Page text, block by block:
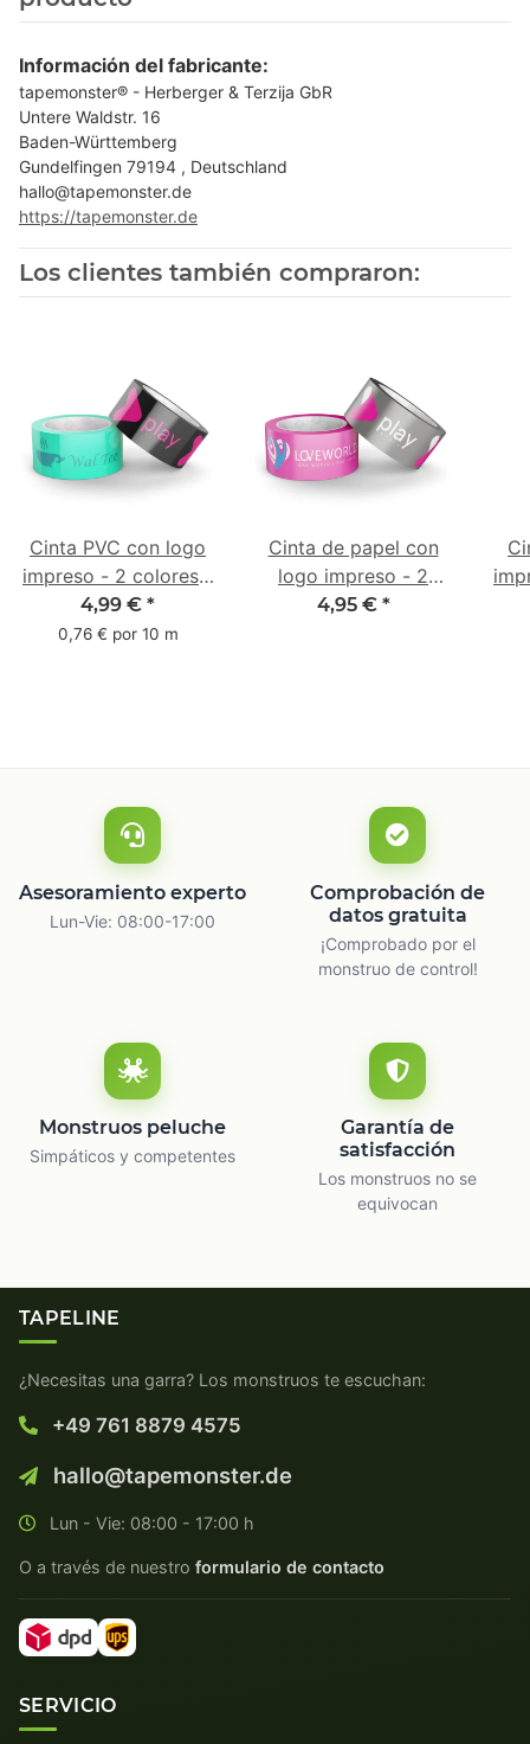
Información del fabricante:
tapemonster® - Herberger & Terzija GbR
Untere Waldstr. 16
Baden-Württemberg
Gundelfingen 79194 , Deutschland
hallo@tapemonster.de
https://tapemonster.de
Los clientes también compraron:
Cinta PVC con logo
impreso - 2 colores -
50 mm x 66 m - color
especial
4,99 € *
0,76 € por 10 m
Cinta de papel con
logo impreso - 2
colores - 50 mm x 50
4,95 € *
Asesoramiento experto
Lun-Vie: 08:00-17:00
Comprobación de
datos gratuita
¡Comprobado por el
monstruo de control!
Monstruos peluche
Simpáticos y competentes
Garantía de
satisfacción
Los monstruos no se
equivocan
TAPELINE
¿Necesitas una garra? Los monstruos te escuchan:
+49 761 8879 4575
hallo@tapemonster.de
Lun - Vie: 08:00 - 17:00 h
O a través de nuestro formulario de contacto
SERVICIO